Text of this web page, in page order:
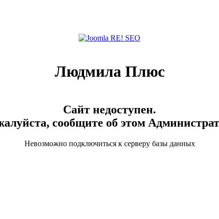
Людмила Плюс
Сайт недоступен.
сообщите об этом
Невозможно подключиться к серверу базы данных